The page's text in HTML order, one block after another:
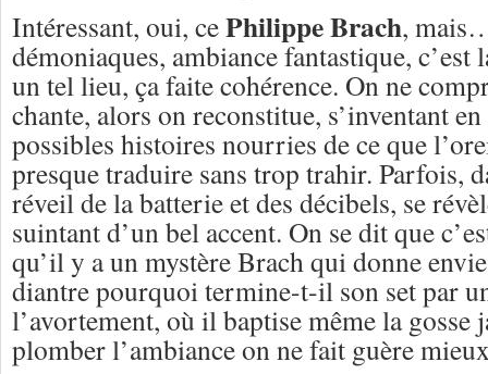
Intéressant, oui, cePhilippe Brach,
démoniaques, ambiance fantastique, c’est
un tel lieu, ça faite cohérence. On ne
chante, alors on reconstitue, s’inventant
possibles histoires nourries de ce que
presque traduire sans trop trahir. Parfois,
réveil de la batterie et des décibels, se
suintant d’un bel accent. On se dit que
qu’il y a un mystère Brach qui donne
diantre pourquoi termine-t-il son set par
l’avortement, où il baptise même la gosse
plomber l’ambiance on ne fait guère